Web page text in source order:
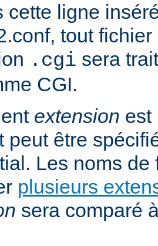
cette ligne
tout
.cgi sera
CGI.
extension est
peut être
Les noms de
plusieurs
sera comparé